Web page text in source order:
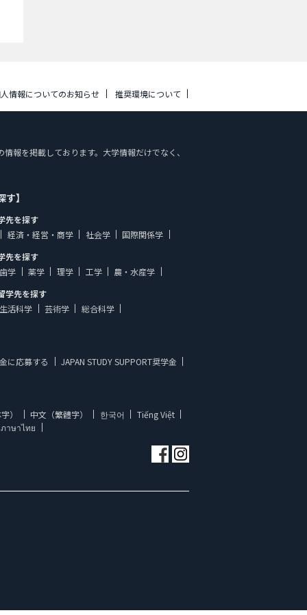
情報についてのお知らせ 推奨環境について
報を掲載しております。大学情報だけでなく、
】
先を探す
経済・経営・商学
社会学
国際関係学
先を探す
学
薬学 理学 工学
農・水産学
学先を探す
生活科学
芸術学 総合科学
に応募する JAPAN STUDY SUPPORT奨学金
） 中文（繁體字） 한국어
Tiếng Việt
ภาษาไทย